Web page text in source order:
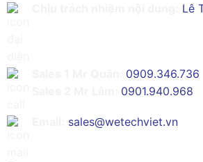
Lê
0909.346.736
0901.940.968
sales@wetechviet.vn